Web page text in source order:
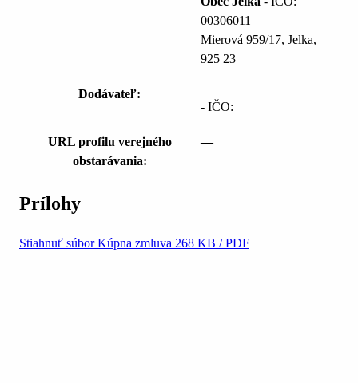
00306011
Mierová 959/17, Jelka,
925 23
Dodávateľ:
- IČO:
URL profilu verejného
obstarávania:
—
Prílohy
Stiahnuť súborKúpna zmluva 268 KB / PDF